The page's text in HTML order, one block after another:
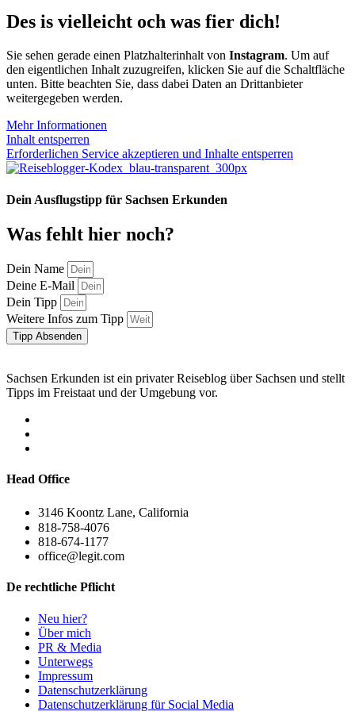
Des is vielleicht och was fier dich!
Sie sehen gerade einen Platzhalterinhalt von Instagram. Um auf
den eigentlichen Inhalt zuzugreifen, klicken Sie auf die Schaltfläche
unten. Bitte beachten Sie, dass dabei Daten an Drittanbieter
weitergegeben werden.
Mehr Informationen
Inhalt entsperren
Erforderlichen Service akzeptieren und Inhalte entsperren
Dein Ausflugstipp für Sachsen Erkunden
Was fehlt hier noch?
Dein Name
Deine E-Mail
Dein Tipp
Weitere Infos zum Tipp
Tipp Absenden
Sachsen Erkunden ist ein privater Reiseblog über Sachsen und stellt
Tipps im Freistaat und der Umgebung vor.
Head Office
3146 Koontz Lane, California
818-758-4076
818-674-1177
office@legit.com
De rechtliche Pflicht
Neu hier?
Über mich
PR & Media
Unterwegs
Impressum
Datenschutzerklärung
Datenschutzerklärung für Social Media